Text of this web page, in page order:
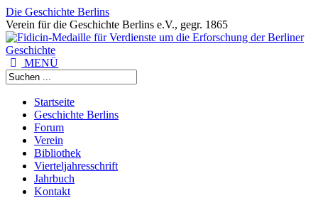
Die Geschichte Berlins
Verein für die Geschichte Berlins e.V., gegr. 1865
MENÜ
Startseite
Geschichte Berlins
Forum
Verein
Bibliothek
Vierteljahresschrift
Jahrbuch
Kontakt